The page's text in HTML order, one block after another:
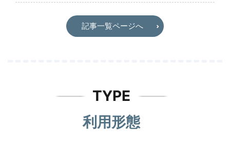
記事一覧ページへ
TYPE
利用形態